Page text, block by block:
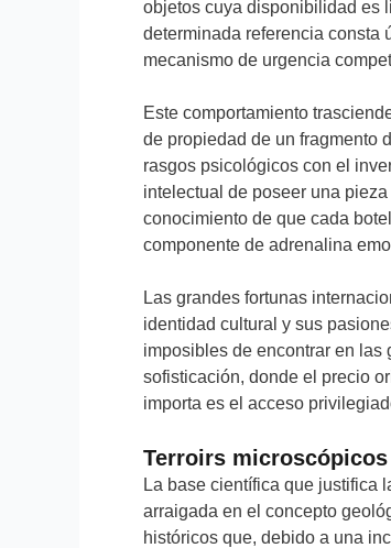
objetos cuya disponibilidad es
determinada referencia consta
mecanismo de urgencia
Este comportamiento
de propiedad de un fragmento
rasgos psicológicos con el
intelectual de poseer una
conocimiento de que cada
componente de adrenalina
Las grandes fortunas
identidad cultural y sus
imposibles de encontrar en
sofisticación, donde el precio
importa es el acceso
Terroirs microscópicos
La base científica que justifica
arraigada en el concepto
históricos que, debido a una